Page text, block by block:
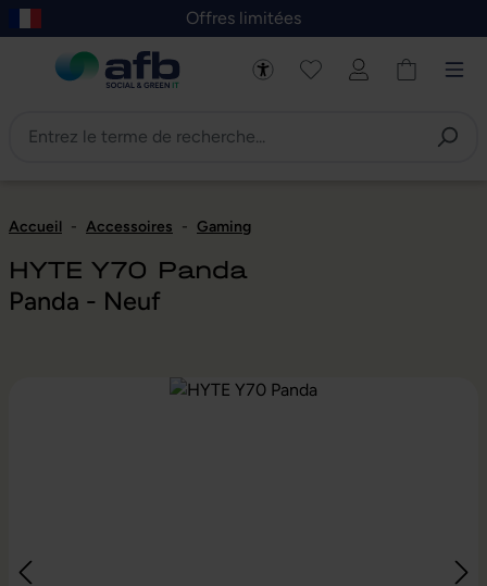
au contenu principal
Skip to B2B platform navigation
Offres limitées
Accueil - Accessoires - Gaming
HYTE Y70 Panda
Panda - Neuf
Ignorer la galerie d'images